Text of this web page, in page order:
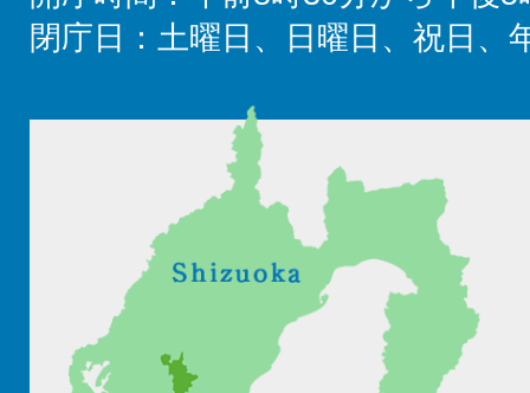
閉庁日：土曜日、日曜日、祝日、